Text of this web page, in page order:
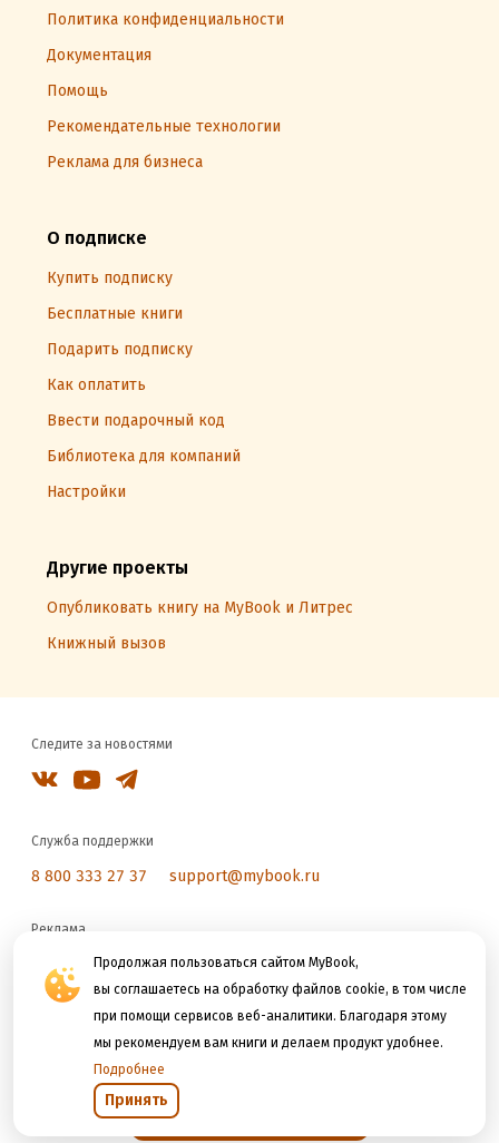
Продолжая пользоваться сайтом MyBook,
вы соглашаетесь на обработку файлов cookie, в том числе
при помощи сервисов веб-аналитики. Благодаря этому
мы рекомендуем вам книги и делаем продукт удобнее.
Подробнее
Принять
Политика конфиденциальности
Документация
Помощь
Рекомендательные технологии
Реклама для бизнеса
О подписке
Купить подписку
Бесплатные книги
Подарить подписку
Как оплатить
Ввести подарочный код
Библиотека для компаний
Настройки
Другие проекты
Опубликовать книгу на MyBook и Литрес
Книжный вызов
Следите за новостями
Служба поддержки
8 800 333 27 37 support@mybook.ru
Реклама
reklama@litres.ru
Мы принимаем к оплате
Открыть в приложении